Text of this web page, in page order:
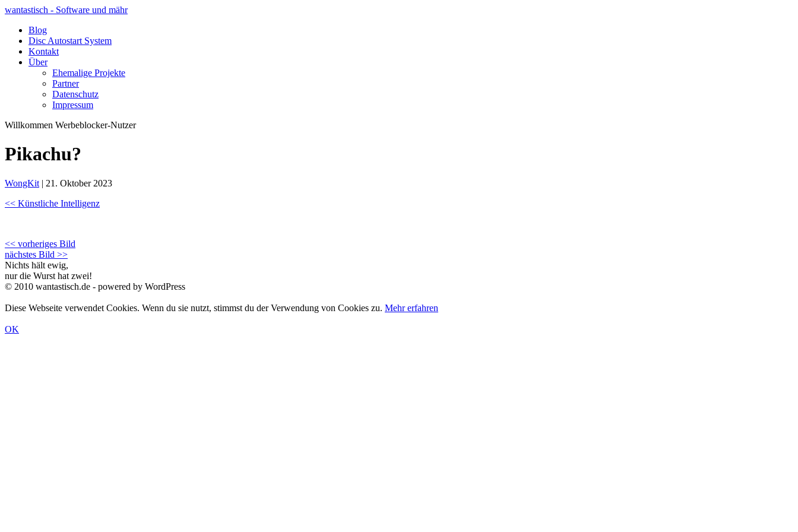
wantastisch - Software und mähr
Blog
Disc Autostart System
Kontakt
Über
Ehemalige Projekte
Partner
Datenschutz
Impressum
Willkommen Werbeblocker-Nutzer
Pikachu?
WongKit | 21. Oktober 2023
<< Künstliche Intelligenz
<< vorheriges Bild
nächstes Bild >>
Nichts hält ewig,
nur die Wurst hat zwei!
© 2010 wantastisch.de - powered by WordPress
Diese Webseite verwendet Cookies. Wenn du sie nutzt, stimmst du der Verwendung von Cookies zu. Mehr erfahren
OK